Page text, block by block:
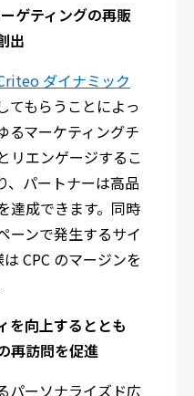
ゲティングの再販
出
ダイナミック
てもらうことによっ
るマーケティングチ
リエンゲージするこ
、パートナーは高品
達成できます。同時
ーンで発生するサイ
CPC のマージンを
を向上するととも
再訪問を促進
パーソナライズド広